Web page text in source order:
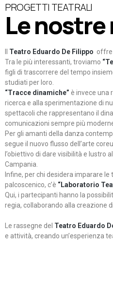
PROGETTI TEATRALI
Le
Teatro Eduardo De Filippo offre
Tra le più interessanti, troviamo
figli di trascorrere del tempo
studiati per loro.
“Tracce dinamiche” è invece una
ricerca e alla sperimentazione di
spettacoli che rappresentano il
comunicazioni sempre più
Per gli amanti della danza
segue il nuovo flusso dell’arte
l’obiettivo di dare visibilità e lustro
Campania.
Infine, per chi desidera imparare
palcoscenico, c’è “Laboratorio
Qui, i partecipanti hanno la
regia, collaborando alla creazione
Le rassegne del Teatro Eduardo
e attività, creando un’esperienza